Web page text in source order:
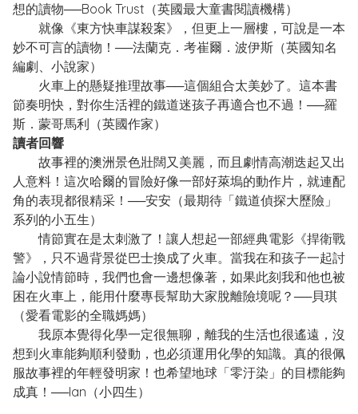
想的讀物──Book Trust（英國最大童書閱讀機構）
就像《東方快車謀殺案》，但更上一層樓，可說是一本
妙不可言的讀物！──法蘭克．考崔爾．波伊斯（英國知名
編劇、小說家）
火車上的懸疑推理故事──這個組合太美妙了。這本書
節奏明快，對你生活裡的鐵道迷孩子再適合也不過！──羅
斯．蒙哥馬利（英國作家）
讀者回響
故事裡的澳洲景色壯闊又美麗，而且劇情高潮迭起又出
人意料！這次哈爾的冒險好像一部好萊塢的動作片，就連配
角的表現都很精采！──安安（最期待「鐵道偵探大歷險」
系列的小五生）
情節實在是太刺激了！讓人想起一部經典電影《捍衛戰
警》，只不過背景從巴士換成了火車。當我在和孩子一起討
論小說情節時，我們也會一邊想像著，如果此刻我和他也被
困在火車上，能用什麼專長幫助大家脫離險境呢？──貝琪
（愛看電影的全職媽媽）
我原本覺得化學一定很無聊，離我的生活也很遙遠，沒
想到火車能夠順利發動，也必須運用化學的知識。真的很佩
服故事裡的年輕發明家！也希望地球「零汙染」的目標能夠
成真！──Ian（小四生）